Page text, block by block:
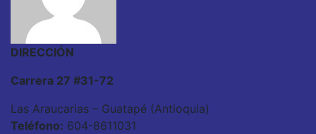
DIRECCIÓN
Carrera 27 #31-72
Las Araucarias – Guatapé (Antioquia)
Teléfono: 604-8611031